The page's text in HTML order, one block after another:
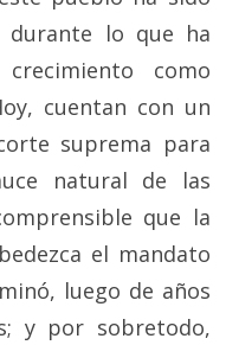
durante lo que ha
como
cuentan con un
suprema para
natural de las
que la
el mandato
luego de años
y por sobretodo,